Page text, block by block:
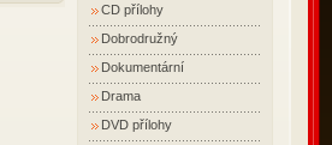
CD přílohy
Dobrodružný
Dokumentární
Drama
DVD přílohy